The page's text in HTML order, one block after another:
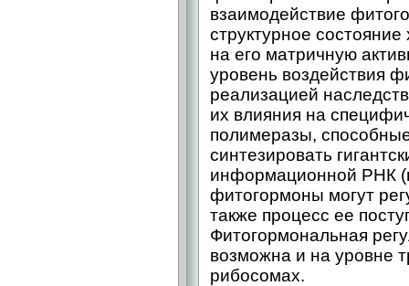
взаимодействие
структурное
на его матричную
уровень воздействия
реализацией
их влияния на
полимеразы,
синтезировать
информационной РНК
фитогормоны могут
также процесс ее
Фитогормональная
возможна и на уровне
рибосомах.